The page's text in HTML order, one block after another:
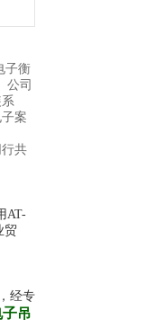
子衡
公司
案
共
AT-
贸
经专
吊